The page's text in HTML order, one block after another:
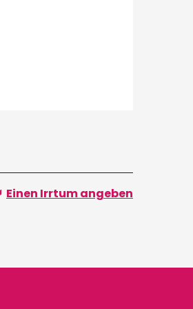
Einen Irrtum angeben